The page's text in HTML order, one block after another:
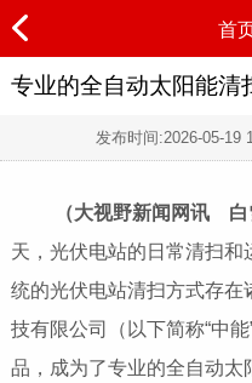
首
专业的全自动太阳能清
发布时间:2026-05-19
（大视野新闻网讯 白
天，光伏电站的日常清扫
统的光伏电站清扫方式存
技有限公司（以下简称“中
品，成为了专业的全自动太